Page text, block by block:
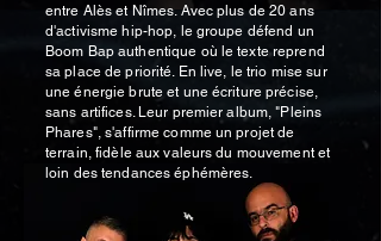
entre Alès et Nîmes. Avec plus de 20 ans
d'activisme hip-hop, le groupe défend un
Boom Bap authentique où le texte reprend
sa place de priorité. En live, le trio mise sur
une énergie brute et une écriture précise,
sans artifices. Leur premier album, "Pleins
Phares", s'affirme comme un projet de
terrain, fidèle aux valeurs du mouvement et
loin des tendances éphémères.